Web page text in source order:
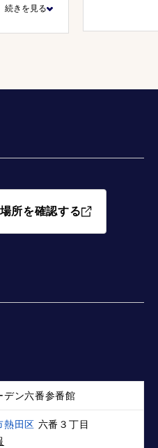
きまし
続きを見る
所を確認する
デン六番参番館
熱田区 六番３丁目